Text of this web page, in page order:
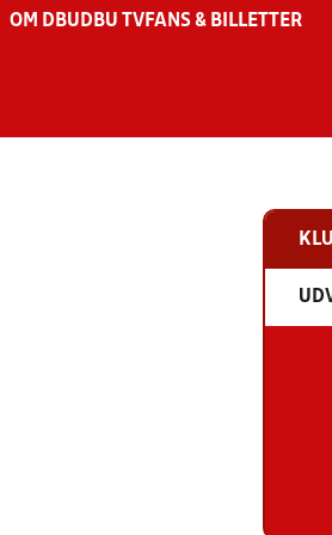
OM DBU DBU TV FANS & BILLETTER